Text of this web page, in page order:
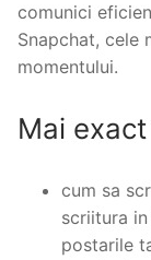
comunici
Snapchat, cele
momentului.
Mai
cum sa
scriitura
postarile